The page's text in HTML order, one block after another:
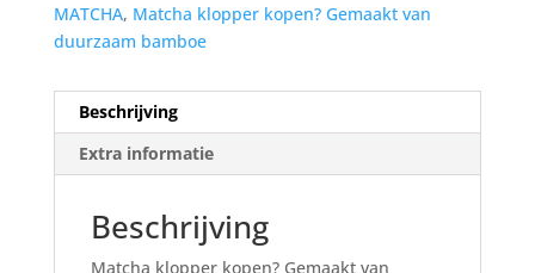
MATCHA, Matcha klopper kopen? Gemaakt van
duurzaam bamboe
Beschrijving
Extra informatie
Beschrijving
Matcha klopper kopen? Gemaakt van